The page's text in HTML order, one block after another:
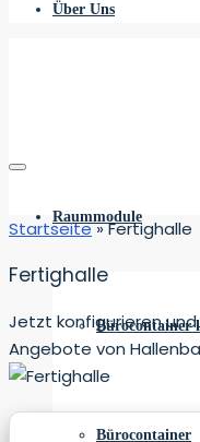
Über Uns
Raummodule
Bürocontainer
Bürocontainer
Startseite»Fertighalle
Fertighalle
Jetzt konfigurieren
Angebote von